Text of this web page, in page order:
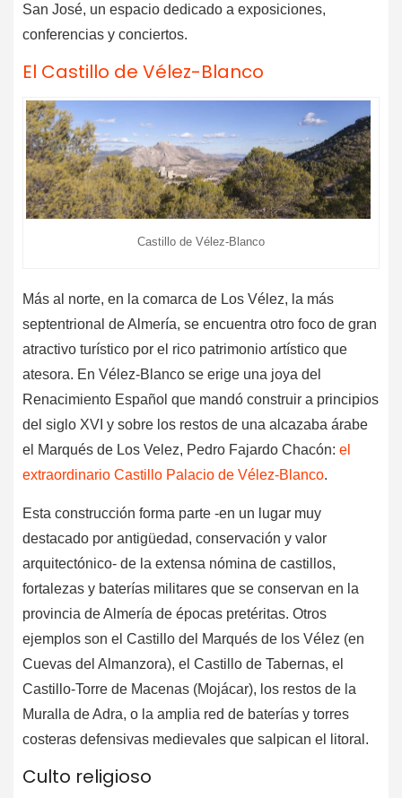
San José, un espacio dedicado a exposiciones,
conferencias y conciertos.
El Castillo de Vélez-Blanco
Castillo de Vélez-Blanco
Más al norte, en la comarca de Los Vélez, la más
septentrional de Almería, se encuentra otro foco de gran
atractivo turístico por el rico patrimonio artístico que
atesora. En Vélez-Blanco se erige una joya del
Renacimiento Español que mandó construir a principios
del siglo XVI y sobre los restos de una alcazaba árabe
el Marqués de Los Velez, Pedro Fajardo Chacón: el
extraordinario Castillo Palacio de Vélez-Blanco.
Esta construcción forma parte -en un lugar muy
destacado por antigüedad, conservación y valor
arquitectónico- de la extensa nómina de castillos,
fortalezas y baterías militares que se conservan en la
provincia de Almería de épocas pretéritas. Otros
ejemplos son el Castillo del Marqués de los Vélez (en
Cuevas del Almanzora), el Castillo de Tabernas, el
Castillo-Torre de Macenas (Mojácar), los restos de la
Muralla de Adra, o la amplia red de baterías y torres
costeras defensivas medievales que salpican el litoral.
Culto religioso